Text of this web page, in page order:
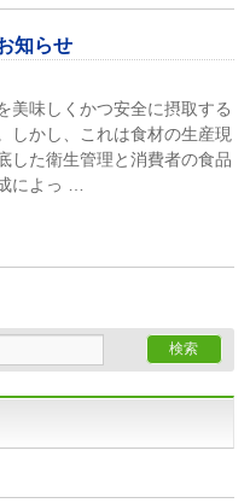
知らせ
美味しくかつ安全に摂取する
しかし、これは食材の生産現
した衛生管理と消費者の食品
によっ …